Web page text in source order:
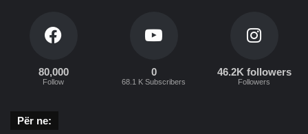
80,000
Follow
0
68.1 K Subscribers
46.2K followers
Followers
Për ne: